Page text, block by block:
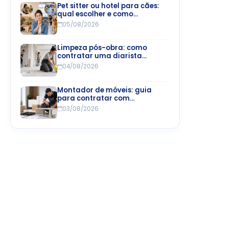
Pet sitter ou hotel para cães:
qual escolher e como
encontrar
05/08/2026
Limpeza pós-obra: como
contratar uma diarista
especializada
04/08/2026
Montador de móveis: guia
para contratar com
segurança e economia
03/08/2026